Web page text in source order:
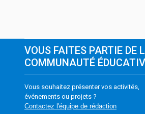
VOUS FAITES PARTIE DE
COMMUNAUTÉ
Vous souhaitez présenter vos activités,
événements ou projets ?
Contactez l'équipe de rédaction